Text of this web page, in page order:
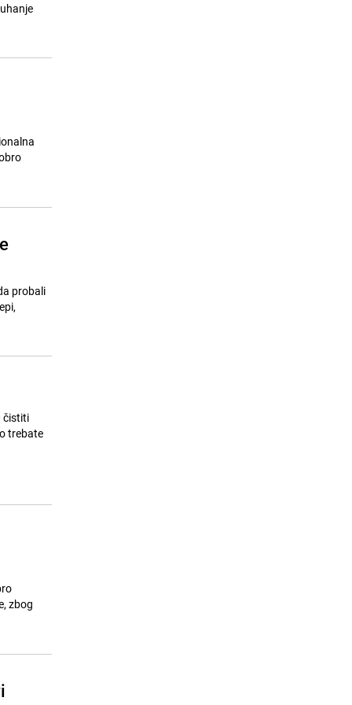
probali
čistiti
trebate
zbog